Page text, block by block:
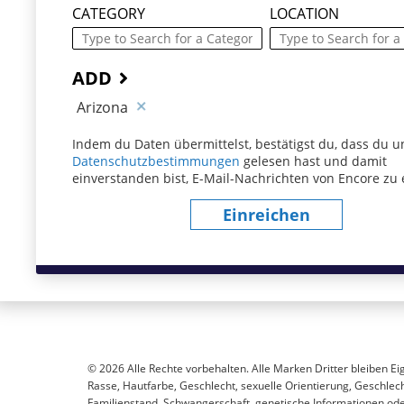
CATEGORY LOCATION
ADD
Arizona
Indem du Daten übermittelst, bestätigst du, dass du
Datenschutzbestimmungen (dieser Inhalt öffnet sich
gelesen hast und damit
einverstanden bist, E-Mail-Nachrichten von Encore zu
Einreichen
© 2026 Alle Rechte vorbehalten. Alle Marken Dritter bleiben
Rasse, Hautfarbe, Geschlecht, sexuelle Orientierung,